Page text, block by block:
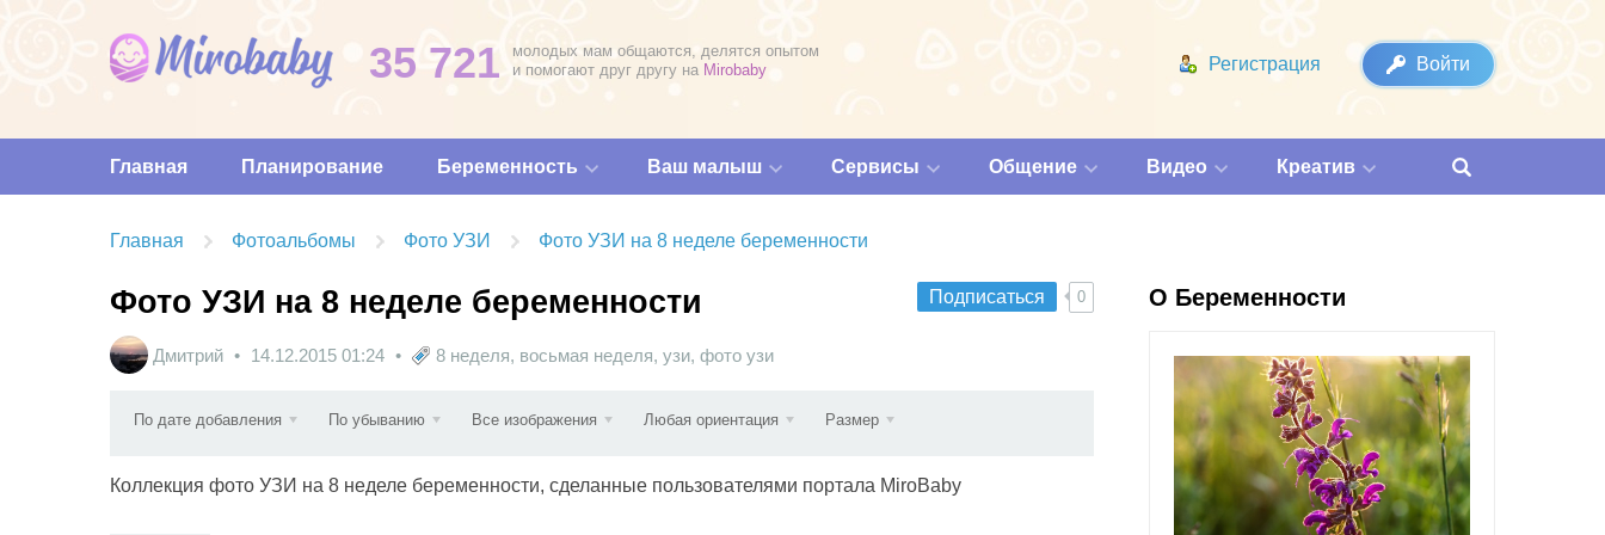
35 721
молодых мам общаются, делятся опытом
и помогают друг другу на Mirobaby Регистрация Войти
Главная Планирование Беременность Ваш малыш Сервисы Общение Видео Креатив
Главная Фотоальбомы Фото УЗИ Фото УЗИ на 8 неделе беременности
Подписаться 0
Фото УЗИ на 8 неделе беременности
Дмитрий 14.12.2015 01:24 8 неделя, восьмая неделя, узи, фото узи
По дате добавления По убыванию Все изображения Любая ориентация Размер
Коллекция фото УЗИ на 8 неделе беременности, сделанные пользователями портала MiroBaby
О Беременности